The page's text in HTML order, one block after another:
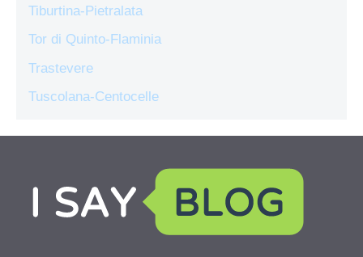
Tiburtina-Pietralata
Tor di Quinto-Flaminia
Trastevere
Tuscolana-Centocelle